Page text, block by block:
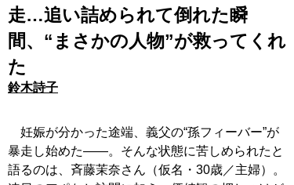
走…追い詰められて倒れた瞬
間、“まさかの人物”が救ってくれ
た
鈴木詩子
妊娠が分かった途端、義父の“孫フィーバー”が
暴走し始めた――。そんな状態に苦しめられたと
語るのは、斉藤茉奈さん（仮名・30歳／主婦）。